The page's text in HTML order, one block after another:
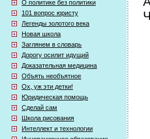
О политике без политики
101 вопрос юристу
Легенды золотого века
Новая школа
Заглянем в словарь
Дорогу осилит идущий
Доказательная медицина
Объять необъятное
Ох, уж эти детки!
Юридическая помощь
Сделай сам
Школа рисования
Интеллект и технологии